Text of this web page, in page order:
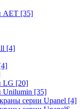
AET [35]
[4]
LG [20]
Unilumin [35]
серии Upanel [4]